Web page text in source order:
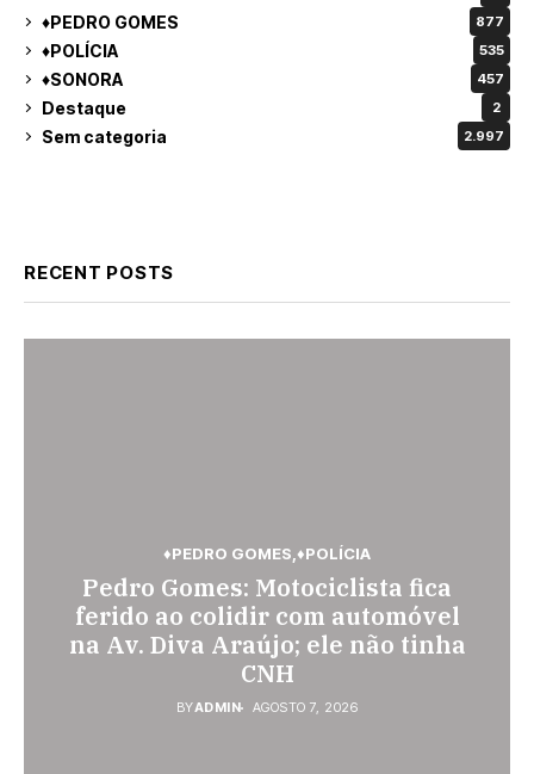
♦PEDRO GOMES 877
♦POLÍCIA 535
♦SONORA 457
Destaque 2
Sem categoria 2.997
RECENT POSTS
♦ESPORTES
Vini Jr. torna-se o brasileiro mais
bem pago; veja o top 10
AGOSTO 7, 2026
♦PEDRO GOMES ♦POLÍCIA
Pedro Gomes: Motociclista fica
ferido ao colidir com automóvel
na Av. Diva Araújo; ele não tinha
CNH
BYADMIN AGOSTO 7, 2026
♦POLÍCIA
Jovem de 26 anos é assassinada a
facadas em Rio Verde de Mato
Grosso; suspeito é procurado